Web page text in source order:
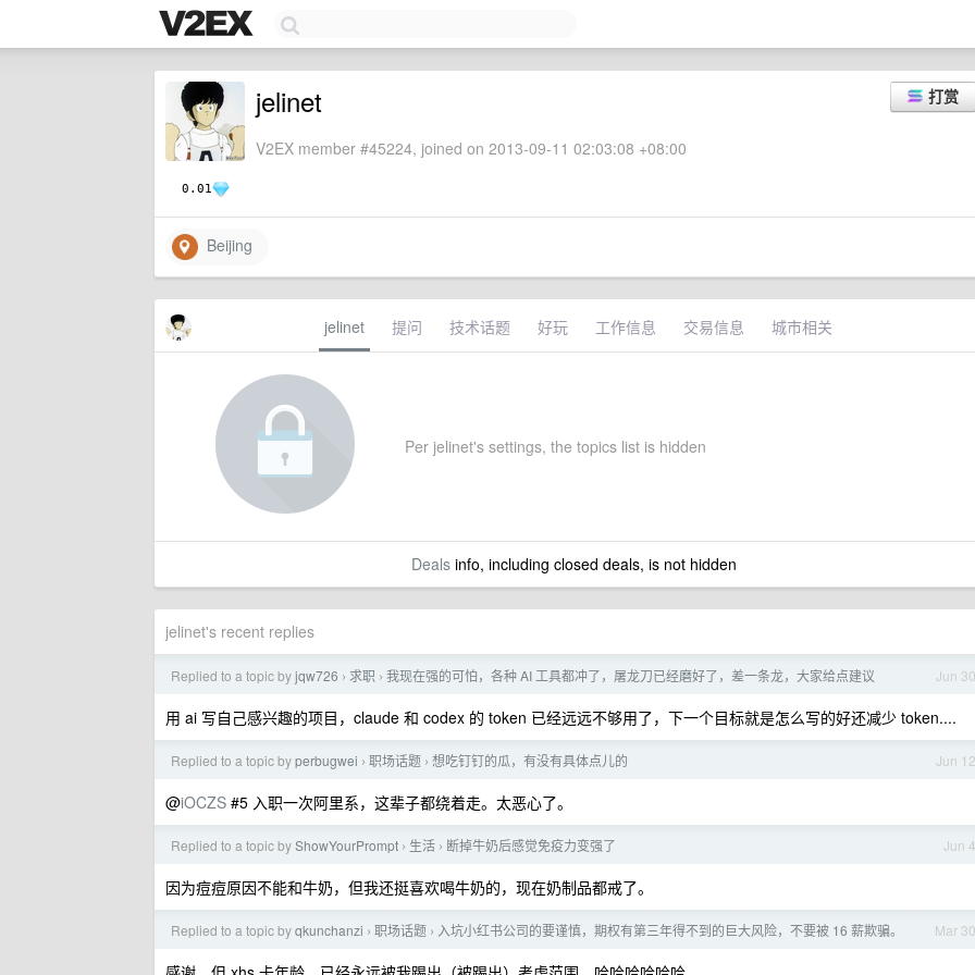
0.01
打赏
jelinet
V2EX member #45224, joined on 2013-09-11 02:03:08 +08:00
Beijing
jelinet 提问 技术话题 好玩 工作信息 交易信息 城市相关
Per jelinet's settings, the topics list is hidden
Dealsinfo, including closed deals, is not hidden
jelinet's recent replies
Jun 30
Replied to a topic byjqw726 › 求职 › 我现在强的可怕，各种 AI 工具都冲了，屠龙刀已经磨好了，差一条龙，大家给点建议
用 ai 写自己感兴趣的项目，claude 和 codex 的 token 已经远远不够用了，下一个目标就是怎么写的好还减少 token....
Jun 12
Replied to a topic byperbugwei › 职场话题 › 想吃钉钉的瓜，有没有具体点儿的
@iOCZS #5 入职一次阿里系，这辈子都绕着走。太恶心了。
Jun 4
Replied to a topic byShowYourPrompt › 生活 › 断掉牛奶后感觉免疫力变强了
因为痘痘原因不能和牛奶，但我还挺喜欢喝牛奶的，现在奶制品都戒了。
Mar 30
Replied to a topic byqkunchanzi › 职场话题 › 入坑小红书公司的要谨慎，期权有第三年得不到的巨大风险，不要被 16 薪欺骗。